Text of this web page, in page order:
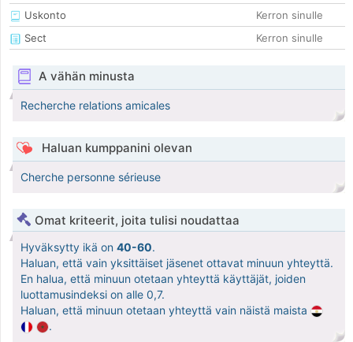
Uskonto
Kerron sinulle
Sect
Kerron sinulle
A vähän minusta
Recherche relations amicales
Haluan kumppanini olevan
Cherche personne sérieuse
Omat kriteerit, joita tulisi noudattaa
Hyväksytty ikä on 40-60.
Haluan, että vain yksittäiset jäsenet ottavat minuun yhteyttä.
En halua, että minuun otetaan yhteyttä käyttäjät, joiden
luottamusindeksi on alle 0,7.
Haluan, että minuun otetaan yhteyttä vain näistä maista
.